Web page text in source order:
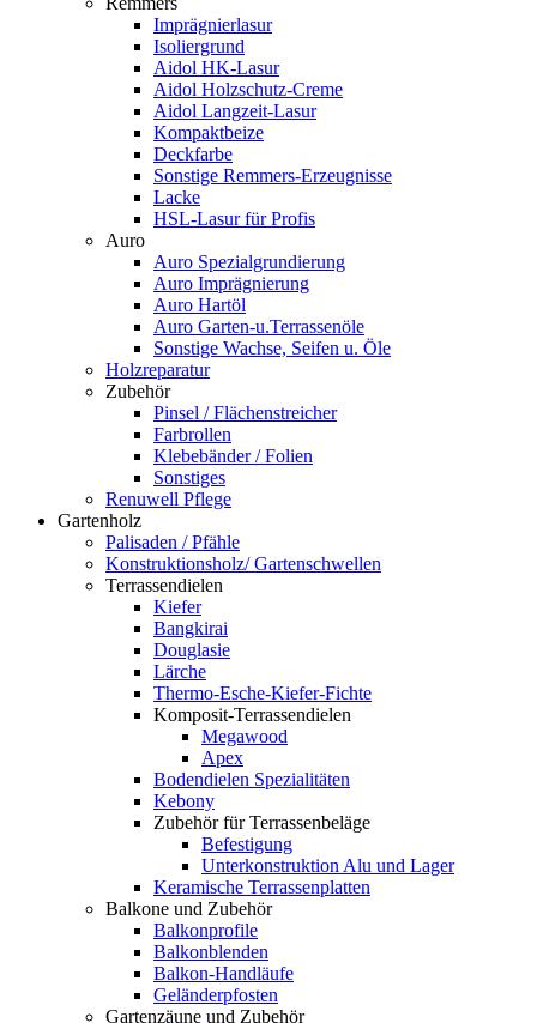
Imprägnierlasur
Isoliergrund
Aidol HK-Lasur
Aidol Holzschutz-Creme
Aidol Langzeit-Lasur
Kompaktbeize
Deckfarbe
Sonstige Remmers-Erzeugnisse
Lacke
HSL-Lasur für Profis
Auro
Auro Spezialgrundierung
Auro Imprägnierung
Auro Hartöl
Auro Garten-u.Terrassenöle
Sonstige Wachse, Seifen u. Öle
Holzreparatur
Zubehör
Pinsel / Flächenstreicher
Farbrollen
Klebebänder / Folien
Sonstiges
Renuwell Pflege
Gartenholz
Palisaden / Pfähle
Konstruktionsholz/ Gartenschwellen
Terrassendielen
Kiefer
Bangkirai
Douglasie
Lärche
Thermo-Esche-Kiefer-Fichte
Komposit-Terrassendielen
Megawood
Apex
Bodendielen Spezialitäten
Kebony
Zubehör für Terrassenbeläge
Befestigung
Unterkonstruktion Alu und Lager
Keramische Terrassenplatten
Balkone und Zubehör
Balkonprofile
Balkonblenden
Balkon-Handläufe
Geländerpfosten
Gartenzäune und Zubehör